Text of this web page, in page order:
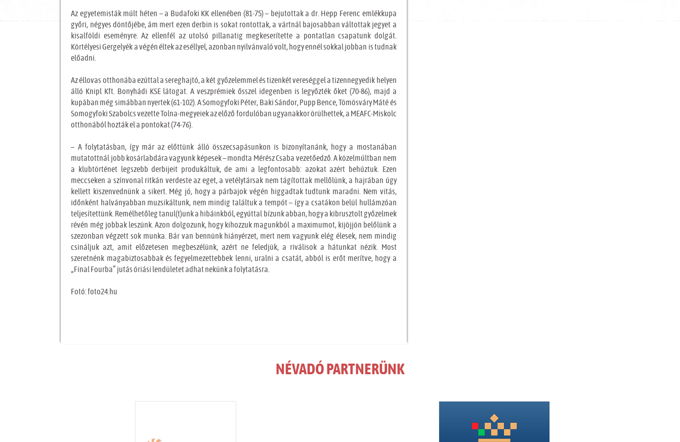
Az egyetemisták múlt héten – a Budafoki KK ellenében (81-75) – bejutottak a dr. Hepp Ferenc emlékkupa
győri, négyes döntőjébe, ám mert ezen derbin is sokat rontottak, a vártnál bajosabban váltottak jegyet a
kisalföldi eseményre. Az ellenfél az utolsó pillanatig megkeserítette a pontatlan csapatunk dolgát.
Körtélyesi Gergelyék a végén éltek az eséllyel, azonban nyilvánvaló volt, hogy ennél sokkal jobban is tudnak
előadni.
Az éllovas otthonába ezúttal a sereghajtó, a két győzelemmel és tizenkét vereséggel a tizennegyedik helyen
álló Knipl Kft. Bonyhádi KSE látogat. A veszprémiek ősszel idegenben is legyőzték őket (70-86), majd a
kupában még simábban nyertek (61-102). A Somogyfoki Péter, Baki Sándor, Pupp Bence, Tömösváry Máté és
Somogyfoki Szabolcs vezette Tolna-megyeiek az előző fordulóban ugyanakkor örülhettek, a MEAFC-Miskolc
otthonából hozták el a pontokat (74-76).
– A folytatásban, így már az előttünk álló összecsapásunkon is bizonyítanánk, hogy a mostanában
mutatottnál jobb kosárlabdára vagyunk képesek – mondta Mérész Csaba vezetőedző. A közelmúltban nem
a klubtörténet legszebb derbijeit produkáltuk, de ami a legfontosabb: azokat azért behúztuk. Ezen
meccseken a színvonal ritkán verdeste az eget, a vetélytársak nem tágítottak mellőlünk, a hajrában úgy
kellett kiszenvednünk a sikert. Még jó, hogy a párbajok végén higgadtak tudtunk maradni. Nem vitás,
időnként halványabban muzsikáltunk, nem mindig találtuk a tempót – így a csatákon belül hullámzóan
teljesítettünk. Remélhetőleg tanul(t)unk a hibáinkból, egyúttal bízunk abban, hogy a kibrusztolt győzelmek
révén még jobbak leszünk. Azon dolgozunk, hogy kihozzuk magunkból a maximumot, kijöjjön belőlünk a
szezonban végzett sok munka. Bár van bennünk hiányérzet, mert nem vagyunk elég élesek, nem mindig
csináljuk azt, amit előzetesen megbeszélünk, azért ne feledjük, a riválisok a hátunkat nézik. Most
szeretnénk magabiztosabbak és fegyelmezettebbek lenni, uralni a csatát, abból is erőt merítve, hogy a
„Final Fourba” jutás óriási lendületet adhat nekünk a folytatásra.
Fotó: foto24.hu
NÉVADÓ PARTNERÜNK